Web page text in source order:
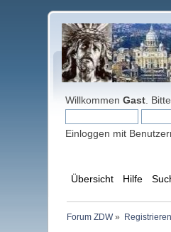
WillkommenGast .
Einloggen mit
Übersicht Hilfe
Forum ZDW» Registrieren